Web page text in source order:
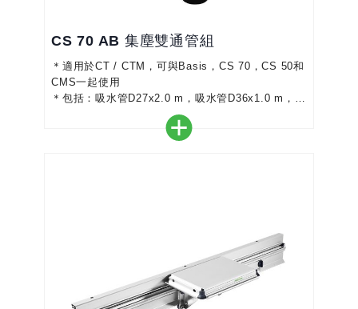
CS 70 AB 集塵雙通管組
＊適用於CT / CTM，可與Basis，CS 70，CS 50和
CMS一起使用
＊包括：吸水管D27x2.0 m，吸水管D36x1.0 m，Y
＊吸塵內置頂部集塵罩和底部的灰塵